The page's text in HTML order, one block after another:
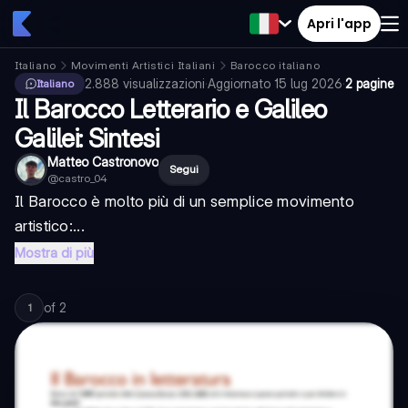
Apri l'app
Italiano Movimenti Artistici Italiani
Barocco italiano
Italiano
2.888 visualizzazioni·Aggiornato 15 lug 2026·2 pagine
Il Barocco Letterario e Galileo
Galilei: Sintesi
Matteo Castronovo
@castro_04
Segui
Il Barocco è molto più di un semplice movimento
artistico:...
Mostra di più
1 of 2